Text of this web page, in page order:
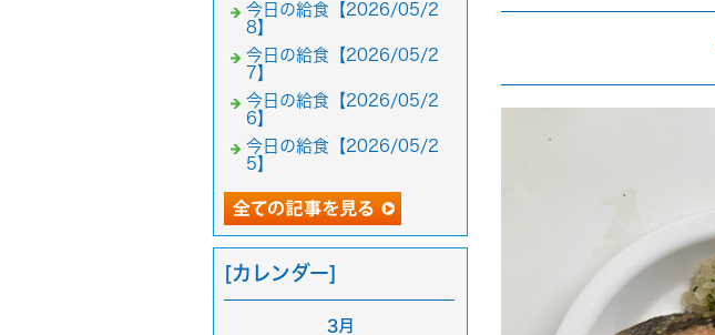
今日の給食【2026/05/2
8】
今日の給食【2026/05/2
7】
今日の給食【2026/05/2
6】
今日の給食【2026/05/2
5】
[カレンダー]
3月